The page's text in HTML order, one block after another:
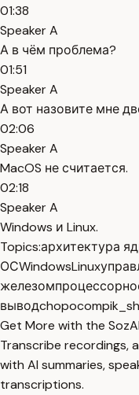
01:38
Speaker A
А в чём проблема?
01:51
Speaker A
А вот назовите мне
02:06
Speaker A
MacOS не считается.
02:18
Speaker A
Windows и Linux.
Topics:архитектура
ОСWindowsLinux
железом
вывод
Get More with the
Transcribe recordings,
with AI summaries,
transcriptions.